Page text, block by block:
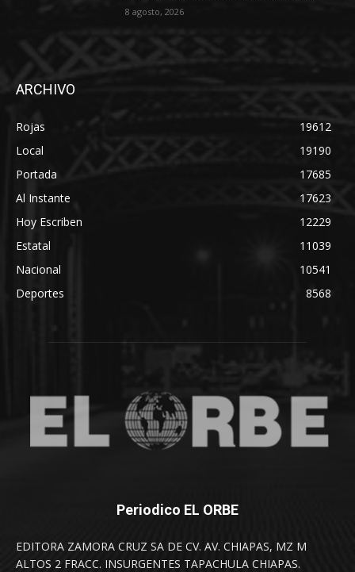
8 agosto, 2026
ARCHIVO
Rojas
19612
Local
19190
Portada
17685
Al Instante
17623
Hoy Escriben
12229
Estatal
11039
Nacional
10541
Deportes
8568
Periodico EL ORBE
EDITORA ZAMORA CRUZ SA DE CV. AV. CHIAPAS, MZ M
ALTOS 2 FRACC. INSURGENTES TAPACHULA CHIAPAS.